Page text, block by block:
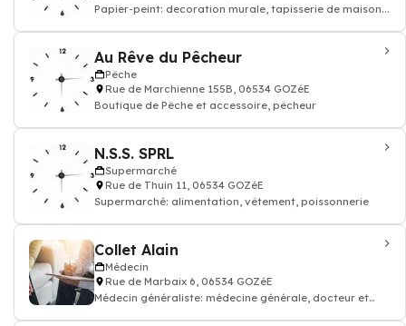
Papier-peint: decoration murale, tapisserie de maison...
Au Rêve du Pêcheur
Pêche
Rue de Marchienne 155B, 06534 GOZéE
Boutique de Pêche et accessoire, pêcheur
N.S.S. SPRL
Supermarché
Rue de Thuin 11, 06534 GOZéE
Supermarché: alimentation, vêtement, poissonnerie
Collet Alain
Médecin
Rue de Marbaix 6, 06534 GOZéE
Médecin généraliste: médecine générale, docteur et